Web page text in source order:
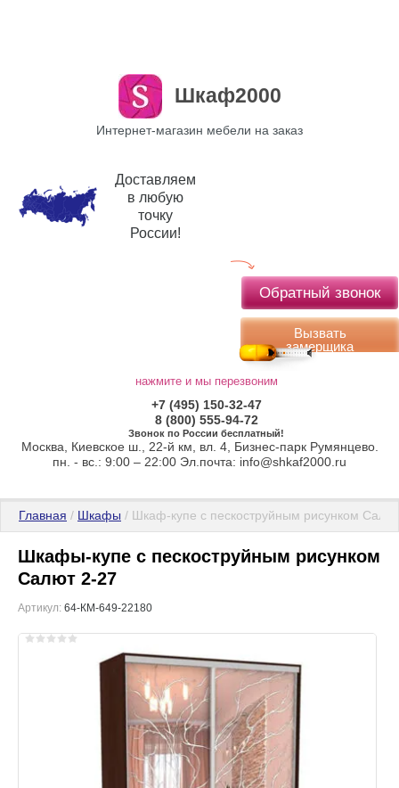
Шкаф2000
Интернет-магазин мебели на заказ
Доставляем
в любую
точку
России!
Обратный звонок
Вызвать
замерщика
нажмите и мы перезвоним
+7 (495) 150-32-47
8 (800) 555-94-72
Звонок по России бесплатный!
Москва, Киевское ш., 22-й км, вл. 4, Бизнес-парк Румянцево.
пн. - вс.: 9:00 – 22:00 Эл.почта: info@shkaf2000.ru
Главная / Шкафы / Шкаф-купе с пескоструйным рисунком
Шкафы-купе с пескоструйным рисунком
Салют 2-27
Артикул: 64-КМ-649-22180